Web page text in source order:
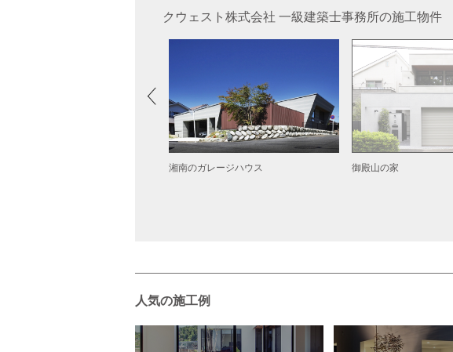
クウェスト株式会社 一級建築士事務所の施工物件
湘南のガレージハウス 御殿山の家
人気の施工例